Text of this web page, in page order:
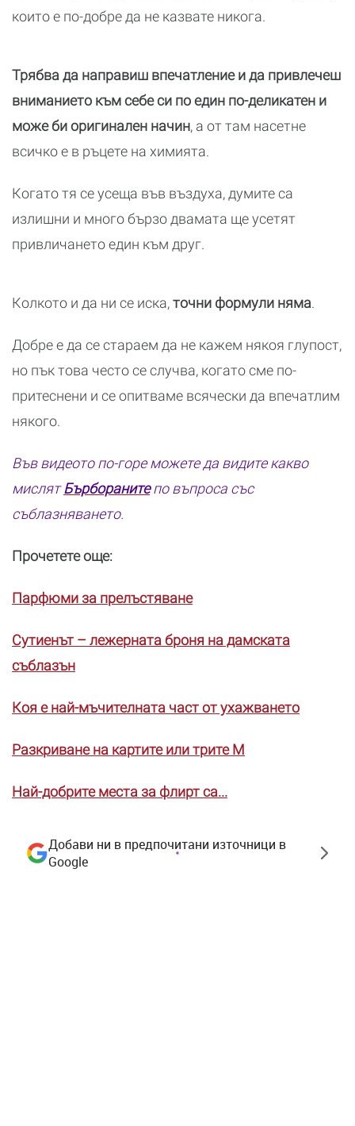
които е по-добре да не казвате никога.
Трябва да направиш впечатление и да привлечеш
вниманието към себе си по един по-деликатен и
може би оригинален начин, а от там насетне
всичко е в ръцете на химията.
Когато тя се усеща във въздуха, думите са
излишни и много бързо двамата ще усетят
привличането един към друг.
Колкото и да ни се иска,точни формули няма.
Добре е да се стараем да не кажем някоя глупост,
но пък това често се случва, когато сме по-
притеснени и се опитваме всячески да впечатлим
някого.
Във видеото по-горе можете да видите какво
мислятБърборанитепо въпроса със
съблазняването.
Прочетете още:
Парфюми за прелъстяване
Сутиенът – лежерната броня на дамската
съблазън
Коя е най-мъчителната част от ухажването
Разкриване на картите или трите М
Най-добрите места за флирт са...
Добави ни в предпочитани източници в
Google